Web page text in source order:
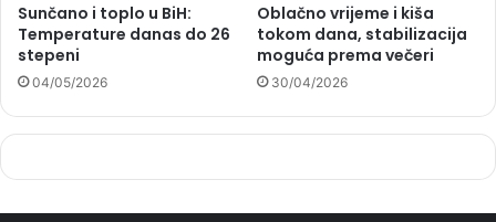
Sunčano i toplo u BiH:
Temperature danas do 26
stepeni
04/05/2026
Oblačno vrijeme i kiša
tokom dana, stabilizacija
moguća prema večeri
30/04/2026